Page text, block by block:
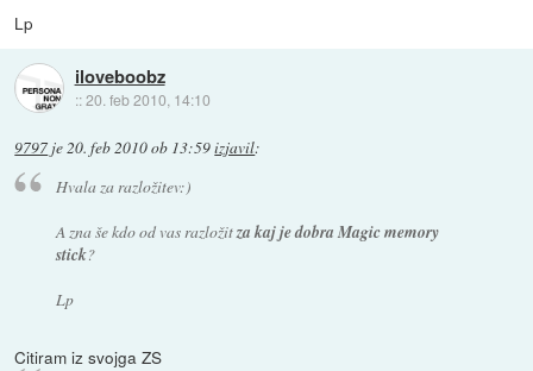
Lp
iloveboobz
::20. feb 2010, 14:10
9797 je20. feb 2010 ob 13:59izjavil:
Hvala za razložitev:)
A zna še kdo od vas razložitza kaj je dobra Magic memory
stick?
Lp
Citiram iz svojga ZS